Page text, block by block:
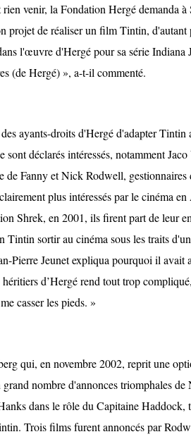
rien venir, la Fondation Hergé demanda
projet de réaliser un film Tintin, d'autant
l'œuvre d'Hergé pour sa série Indiana
(de Hergé) », a-t-il commenté.
ayants-droits d'Hergé d'adapter
sont déclarés intéressés, notamment
de Fanny et Nick Rodwell,
plus intéressés par le cinéma
Shrek, en 2001, ils firent part de leur
Tintin sortir au cinéma sous les traits
Pierre Jeunet expliqua pourquoi il avait
d’Hergé rend tout trop
casser les pieds. »
qui, en novembre 2002, reprit une
nombre d'annonces triomphales
dans le rôle du Capitaine Haddock,
Trois films furent annoncés par